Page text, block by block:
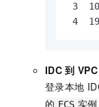
3
4
IDC 到 VPC
登录本地
的 ECS 实例